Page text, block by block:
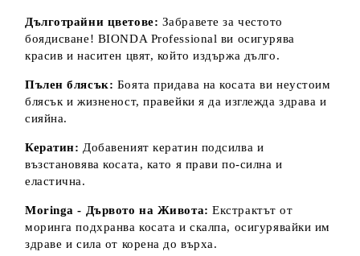
Дълготрайни цветове: Забравете за честото
боядисване! BIONDA Professional ви осигурява
красив и наситен цвят, който издържа дълго.
Пълен блясък: Боята придава на косата ви неустоим
блясък и жизненост, правейки я да изглежда здрава и
сияйна.
Кератин: Добавеният кератин подсилва и
възстановява косата, като я прави по-силна и
еластична.
Moringa - Дървото на Живота: Екстрактът от
моринга подхранва косата и скалпа, осигурявайки им
здраве и сила от корена до върха.